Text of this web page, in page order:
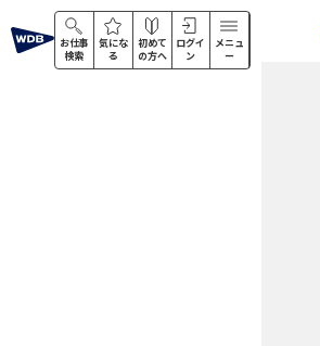
お仕事
検索
気にな
る
初めて
の方へ
ログイ
ン
メニュ
ー